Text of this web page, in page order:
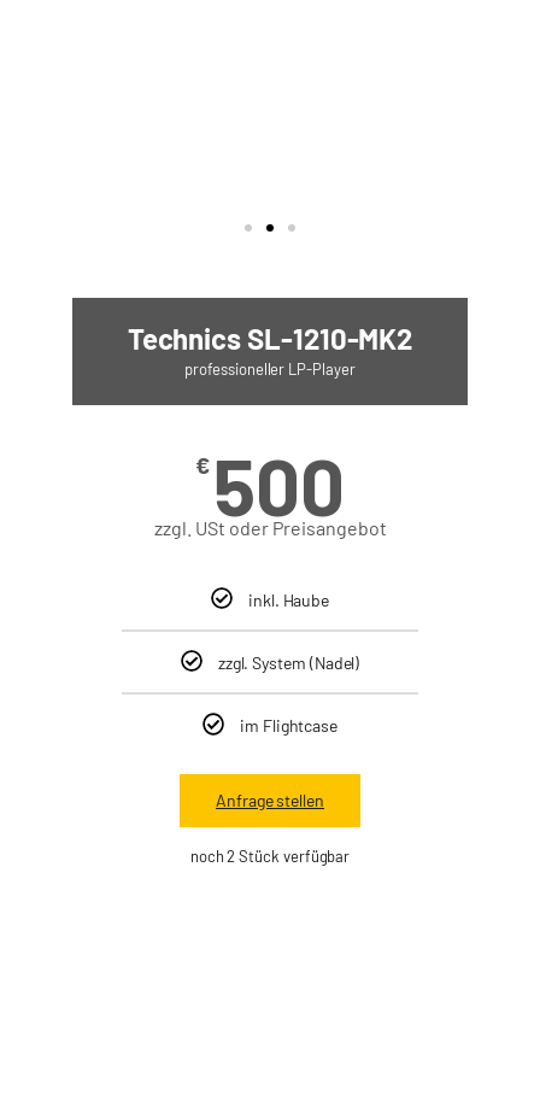
Technics SL-1210-MK2
professioneller LP-Player
€ 500
zzgl. USt oder Preisangebot
inkl. Haube
zzgl. System (Nadel)
im Flightcase
Anfrage stellen
noch 2 Stück verfügbar